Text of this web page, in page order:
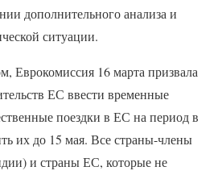
дополнительного анализа и
ситуации.
Еврокомиссия 16 марта призвала
ЕС ввести временные
поездки в ЕС на период в
их до 15 мая. Все страны-члены
и страны ЕС, которые не